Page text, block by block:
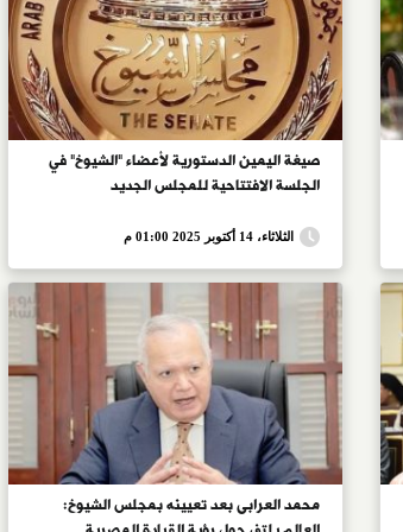
صيغة اليمين الدستورية لأعضاء "الشيوخ" في
الجلسة الافتتاحية للمجلس الجديد
الثلاثاء، 14 أكتوبر 2025 01:00 م
محمد العرابى بعد تعيينه بمجلس الشيوخ: